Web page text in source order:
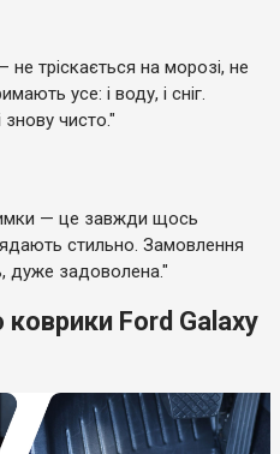
не тріскається на морозі, не
усе: і воду, і сніг.
чисто."
— це завжди щось
стильно. Замовлення
дуже задоволена."
коврики Ford Galaxy